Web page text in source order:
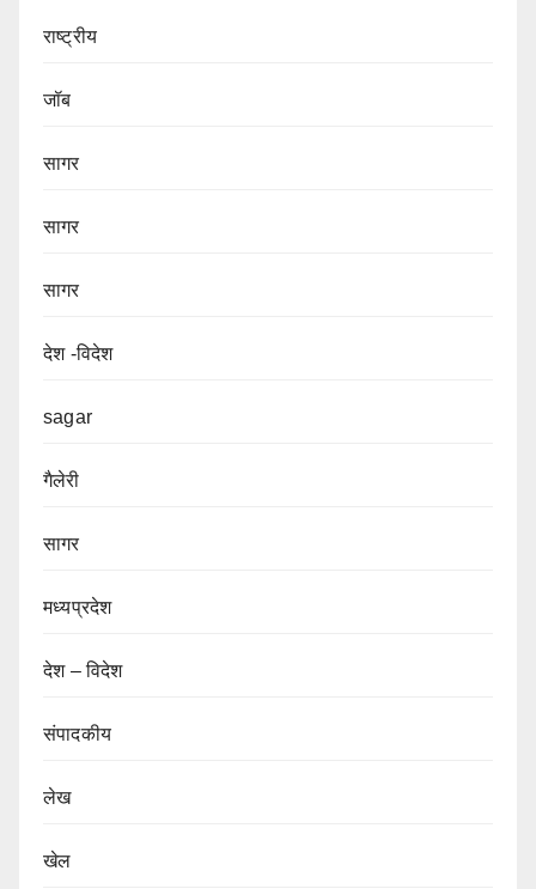
राष्ट्रीय
जॉब
सागर
सागर
सागर
देश -विदेश
sagar
गैलेरी
सागर
मध्यप्रदेश
देश – विदेश
संपादकीय
लेख
खेल